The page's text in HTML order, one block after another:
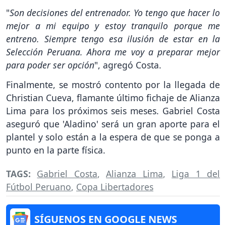
"Son decisiones del entrenador. Yo tengo que hacer lo
mejor a mi equipo y estoy tranquilo porque me
entreno. Siempre tengo esa ilusión de estar en la
Selección Peruana. Ahora me voy a preparar mejor
para poder ser opción", agregó Costa.
Finalmente, se mostró contento por la llegada de
Christian Cueva, flamante último fichaje de Alianza
Lima para los próximos seis meses. Gabriel Costa
aseguró que 'Aladino' será un gran aporte para el
plantel y solo están a la espera de que se ponga a
punto en la parte física.
TAGS: Gabriel Costa,Alianza Lima, Liga 1 del
Fútbol Peruano, Copa Libertadores
SÍGUENOS EN GOOGLE NEWS